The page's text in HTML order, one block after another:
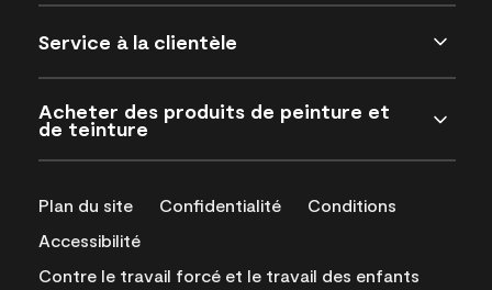
Service à la clientèle
Acheter des produits de peinture et
de teinture
Plan du site Confidentialité
Conditions
Accessibilité
Contre le travail forcé et le travail des enfants